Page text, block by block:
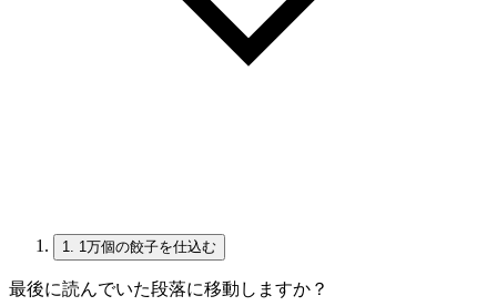
1. 1万個の餃子を仕込む
最後に読んでいた段落に移動しますか？